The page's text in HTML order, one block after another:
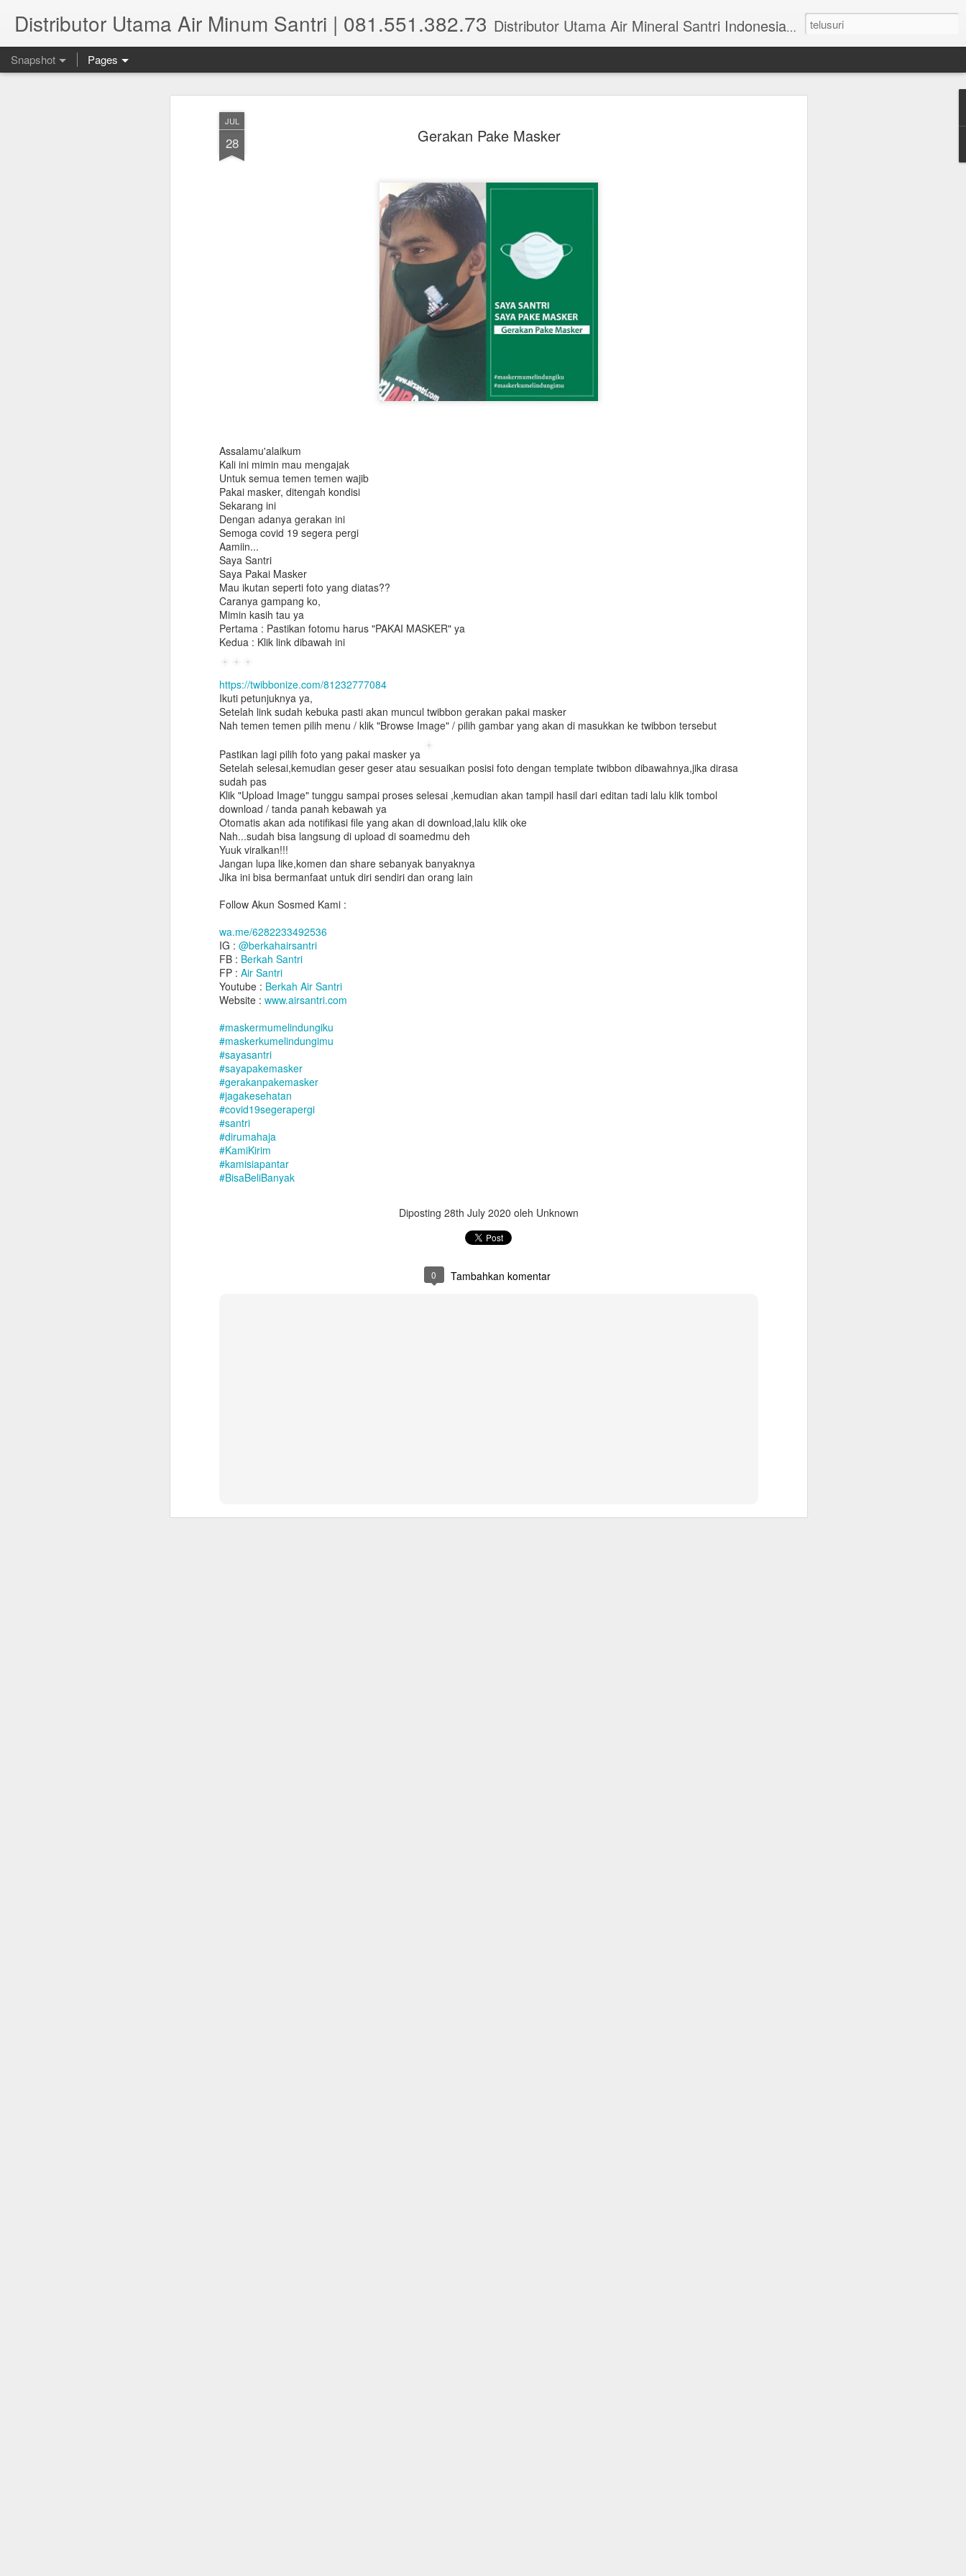
JUL
28 Gerakan Pake Masker
Assalamu'alaikum
Kali ini mimin mau mengajak
Untuk semua temen temen wajib
Pakai masker, ditengah kondisi
Sekarang ini
Dengan adanya gerakan ini
Semoga covid 19 segera pergi
Aamiin...
Saya Santri
Saya Pakai Masker
Mau ikutan seperti foto yang diatas??
Caranya gampang ko,
Mimin kasih tau ya
Pertama : Pastikan fotomu harus "PAKAI MASKER" ya
Kedua : Klik link dibawah ini
https://twibbonize.com/81232777084
Ikuti petunjuknya ya,
Setelah link sudah kebuka pasti akan muncul twibbon gerakan pakai masker
Nah temen temen pilih menu / klik "Browse Image" / pilih gambar yang akan di masukkan ke twibbon tersebut
Pastikan lagi pilih foto yang pakai masker ya
Setelah selesai,kemudian geser geser atau sesuaikan posisi foto dengan template twibbon dibawahnya,jika dirasa
sudah pas
Klik "Upload Image" tunggu sampai proses selesai ,kemudian akan tampil hasil dari editan tadi lalu klik tombol
download / tanda panah kebawah ya
Otomatis akan ada notifikasi file yang akan di download,lalu klik oke
Nah...sudah bisa langsung di upload di soamedmu deh
Yuuk viralkan!!!
Jangan lupa like,komen dan share sebanyak banyaknya
Jika ini bisa bermanfaat untuk diri sendiri dan orang lain
Follow Akun Sosmed Kami :
wa.me/6282233492536
IG : @berkahairsantri
FB : Berkah Santri
FP : Air Santri
Youtube : Berkah Air Santri
Website : www.airsantri.com
#maskermumelindungiku
#maskerkumelindungimu
#sayasantri
#sayapakemasker
#gerakanpakemasker
#jagakesehatan
#covid19segerapergi
#santri
#dirumahaja
#KamiKirim
#kamisiapantar
#BisaBeliBanyak
Diposting 28th July 2020 oleh Unknown
0 Tambahkan komentar
Distributor Utama Air Minum Santri | 081.551.382.73 Distributor Utama Air Mineral Santri Indonesia dipusatkan di Wisma Permai Tengah I No 31 Blok AA-27 Mulyorejo Surabaya Telp. 031 - 5993341.
Snapshot Pages
Camilan Sederhana Saat Musim Hujan!!